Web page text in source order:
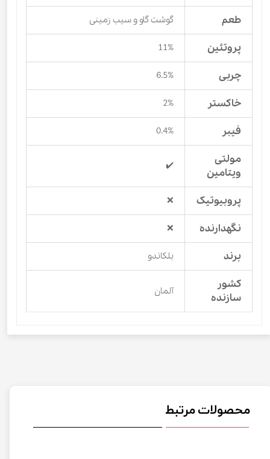
طعم گوشت گاو و سیب زمینی
پروتئین 11%
چربی 6.5%
خاکستر 2%
فیبر 0.4%
مولتی
ویتامین
✔️
پروبیوتیک ❌
نگهدارنده ❌
برند بلکاندو
کشور
سازنده
آلمان
محصولات مرتبط